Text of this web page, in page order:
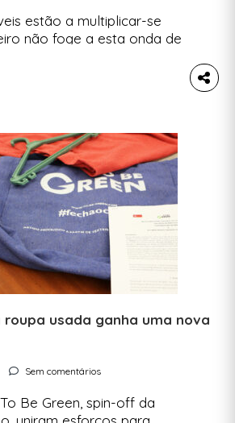
estão a multiplicar-se
não foge a esta onda de
lojas de produtos
roupa usada ganha uma nova
Sem comentários
Be Green, spin-off da